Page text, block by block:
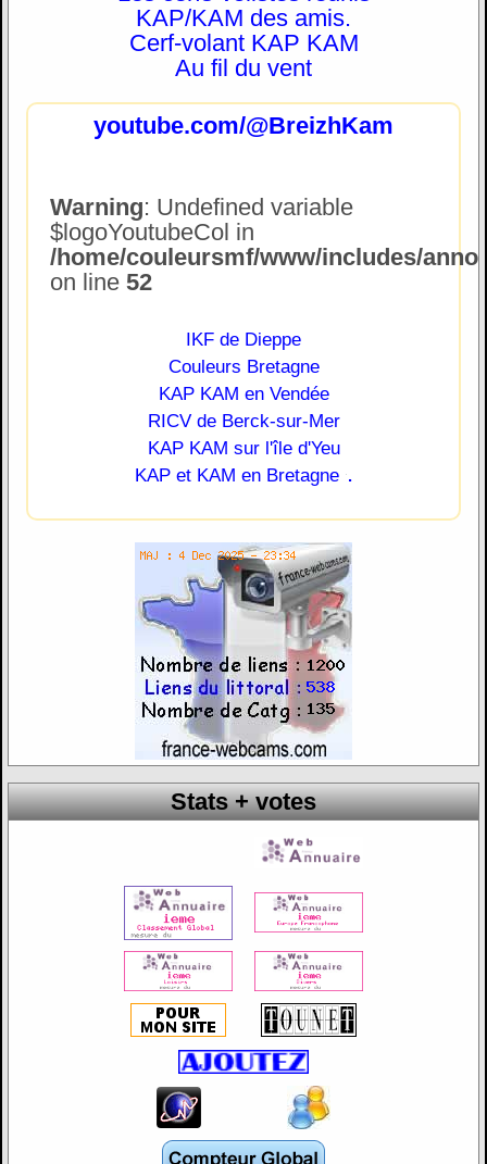
KAP/KAM des amis.
Cerf-volant KAP KAM
Au fil du vent
youtube.com/@BreizhKam
Warning: Undefined variable
$logoYoutubeCol in
/home/couleursmf/www/includes/
on line 52
IKF de Dieppe
Couleurs Bretagne
KAP KAM en Vendée
RICV de Berck-sur-Mer
KAP KAM sur l'île d'Yeu
KAP et KAM en Bretagne .
Stats + votes